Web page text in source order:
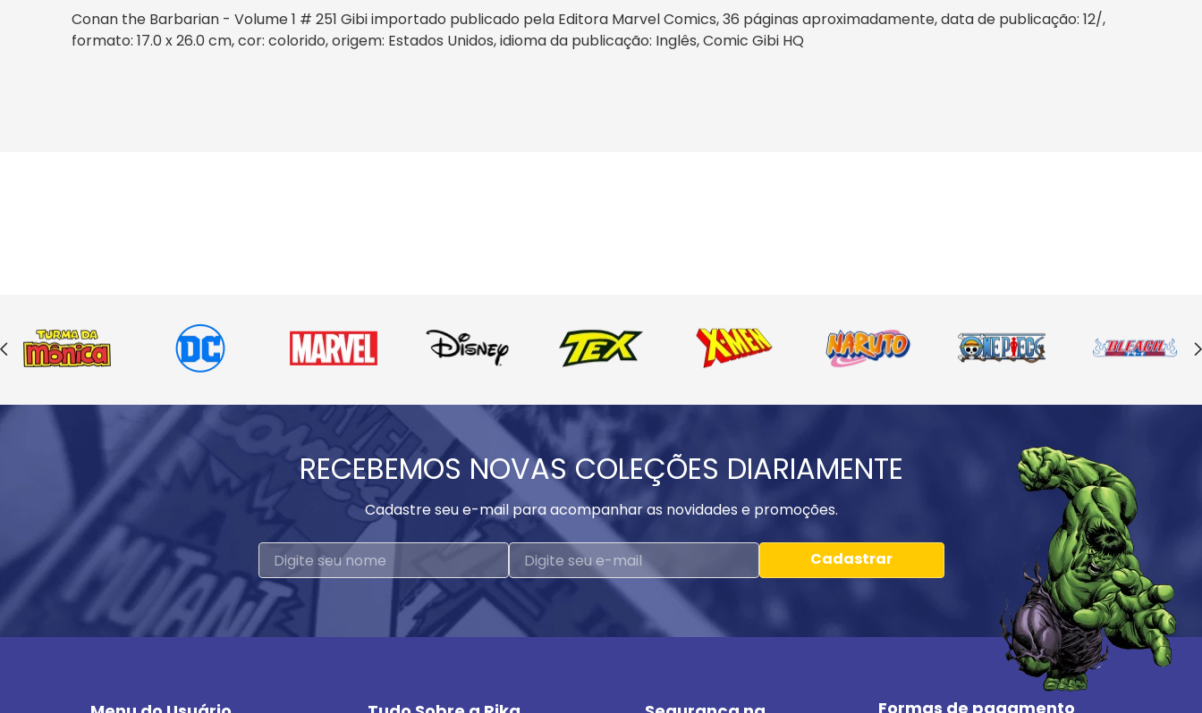
Conan the Barbarian - Volume 1 # 251 Gibi importado publicado pela Editora Marvel Comics, 36 páginas aproximadamente, data de publicação: 12/,
formato: 17.0 x 26.0 cm, cor: colorido, origem: Estados Unidos, idioma da publicação: Inglês, Comic Gibi HQ
RECEBEMOS NOVAS COLEÇÕES DIARIAMENTE
Cadastre seu e-mail para acompanhar as novidades e promoções.
Cadastrar
Formas de pagamento